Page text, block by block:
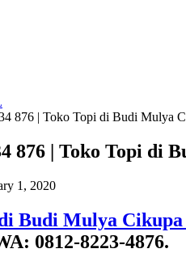
876 | Toko Topi di Budi Mulya
876 | Toko Topi di
1, 2020
Budi Mulya Cikupa
0812-8223-4876.